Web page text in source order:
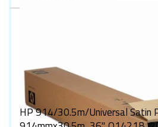
HP 914/30.5m/Universal Satin